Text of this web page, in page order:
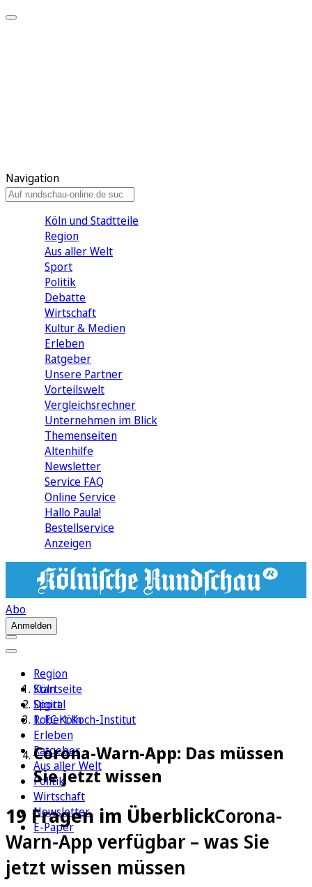
Navigation
Köln und Stadtteile
Region
Aus aller Welt
Sport
Politik
Debatte
Wirtschaft
Kultur & Medien
Erleben
Ratgeber
Unsere Partner
Vorteilswelt
Vergleichsrechner
Unternehmen im Blick
Themenseiten
Altenhilfe
Newsletter
Service FAQ
Online Service
Hallo Paula!
Bestellservice
Anzeigen
Abo
Anmelden
Region
Köln
Sport
1. FC Köln
Erleben
Ratgeber
Aus aller Welt
Politik
Wirtschaft
Newsletter
E-Paper
Startseite
Digital
Robert Koch-Institut
Corona-Warn-App: Das müssen
Sie jetzt wissen
19 Fragen im ÜberblickCorona-
Warn-App verfügbar – was Sie
jetzt wissen müssen